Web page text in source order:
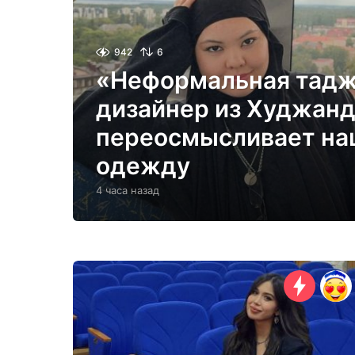
942 6
«Неформальная
дизайнер из
переосмысливает
одежду
4 часа назад4
а
н
з